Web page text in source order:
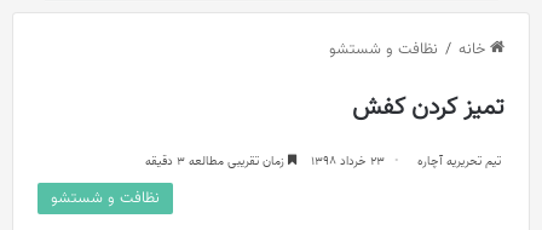
خانه / نظافت و شستشو
تمیز کردن کفش
تیم تحریریه آچاره 23 خرداد 1398 زمان تقریبی مطالعه 3 دقیقه
نظافت و شستشو